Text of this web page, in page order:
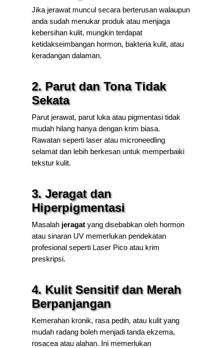
Jika jerawat muncul secara berterusan walaupun
anda sudah menukar produk atau menjaga
kebersihan kulit, mungkin terdapat
ketidakseimbangan hormon, bakteria kulit, atau
keradangan dalaman.
2. Parut dan Tona Tidak
Sekata
Parut jerawat, parut luka atau pigmentasi tidak
mudah hilang hanya dengan krim biasa.
Rawatan seperti laser atau microneedling
selamat dan lebih berkesan untuk memperbaiki
tekstur kulit.
3. Jeragat dan
Hiperpigmentasi
Masalah jeragat yang disebabkan oleh hormon
atau sinaran UV memerlukan pendekatan
profesional seperti Laser Pico atau krim
preskripsi.
4. Kulit Sensitif dan Merah
Berpanjangan
Kemerahan kronik, rasa pedih, atau kulit yang
mudah radang boleh menjadi tanda ekzema,
rosacea atau alahan. Ini memerlukan